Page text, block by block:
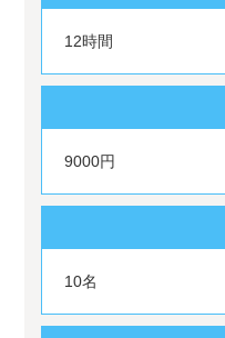
12時間
9000円
10名